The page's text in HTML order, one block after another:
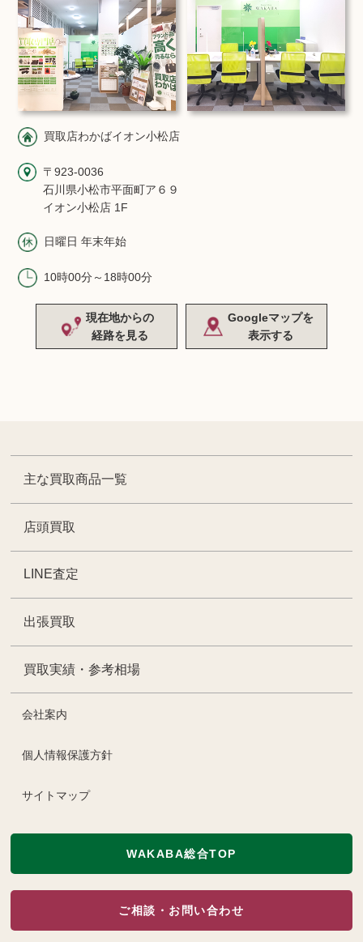
買取店わかばイオン小松店
〒923-0036
石川県小松市平面町ア６９
イオン小松店 1F
日曜日 年末年始
10時00分～18時00分
現在地からの
経路を見る
Googleマップを
表示する
主な買取商品一覧
店頭買取
LINE査定
出張買取
買取実績・参考相場
会社案内
個人情報保護方針
サイトマップ
WAKABA総合TOP
ご相談・お問い合わせ